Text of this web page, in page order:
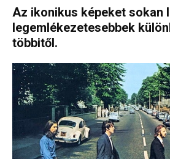
Az ikonikus képeket sokan
legemlékezetesebbek
többitől.